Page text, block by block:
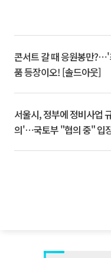
콘서트 갈 때 응원봉만
품 등장이오! [솔드아웃]
서울시, 정부에 정비사업
의'⋯국토부 "협의 중" 입